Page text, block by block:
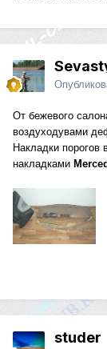
От бежевого
воздуходувами
Накладки порогов
накладками
studer